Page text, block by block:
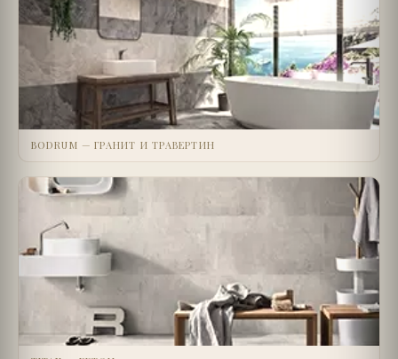
BODRUM — ГРАНИТ И ТРАВЕРТИН